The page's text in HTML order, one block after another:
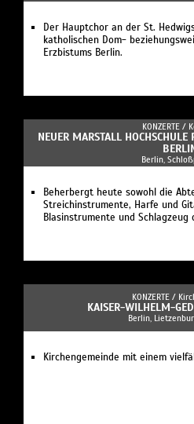
Der Hauptchor an der St.
katholischen Dom-
Erzbistums Berlin.
KONZERTE /
NEUER MARSTALL
Berlin,
Beherbergt heute sowohl die
Streichinstrumente, Harfe und
Blasinstrumente und Schlagzeug
KONZERTE /
KAISER-WILHELM-
Berlin,
Kirchengemeinde mit einem